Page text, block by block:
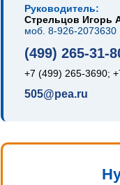
Руководитель:
Стрельцов Игорь
моб. 8-926-2073630
(499) 265-31-
+7 (499) 265-3690;
505@pea.ru